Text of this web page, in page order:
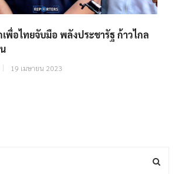
เพื่อไทยจับมือ พลังประชารัฐ ก้าวไกล
19 เมษายน 2023